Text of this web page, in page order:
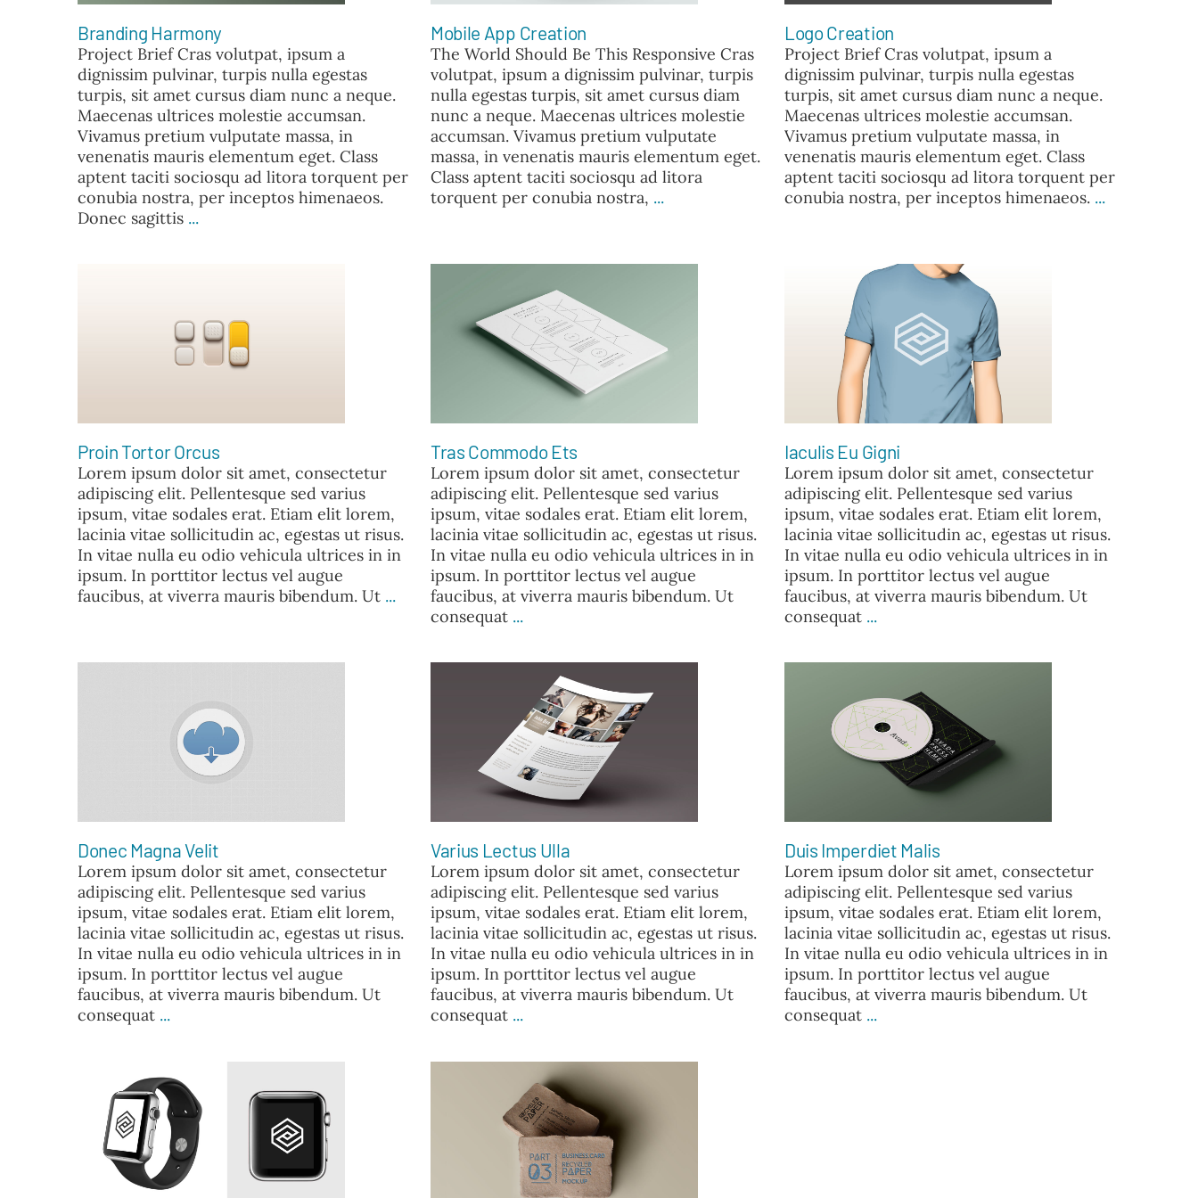
FAQ
TAKE ACTION
Branding Harmony
Project Brief Cras volutpat, ipsum a
dignissim pulvinar, turpis nulla egestas
turpis, sit amet cursus diam nunc a neque.
Maecenas ultrices molestie accumsan.
Vivamus pretium vulputate massa, in
venenatis mauris elementum eget. Class
aptent taciti sociosqu ad litora torquent per
conubia nostra, per inceptos himenaeos.
Donec sagittis ...
Mobile App Creation
The World Should Be This Responsive Cras
volutpat, ipsum a dignissim pulvinar, turpis
nulla egestas turpis, sit amet cursus diam
nunc a neque. Maecenas ultrices molestie
accumsan. Vivamus pretium vulputate
massa, in venenatis mauris elementum eget.
Class aptent taciti sociosqu ad litora
torquent per conubia nostra, ...
Logo Creation
Project Brief Cras volutpat, ipsum a
dignissim pulvinar, turpis nulla egestas
turpis, sit amet cursus diam nunc a neque.
Maecenas ultrices molestie accumsan.
Vivamus pretium vulputate massa, in
venenatis mauris elementum eget. Class
aptent taciti sociosqu ad litora torquent per
conubia nostra, per inceptos himenaeos. ...
Proin Tortor Orcus
Lorem ipsum dolor sit amet, consectetur
adipiscing elit. Pellentesque sed varius
ipsum, vitae sodales erat. Etiam elit lorem,
lacinia vitae sollicitudin ac, egestas ut risus.
In vitae nulla eu odio vehicula ultrices in in
ipsum. In porttitor lectus vel augue
faucibus, at viverra mauris bibendum. Ut ...
Tras Commodo Ets
Lorem ipsum dolor sit amet, consectetur
adipiscing elit. Pellentesque sed varius
ipsum, vitae sodales erat. Etiam elit lorem,
lacinia vitae sollicitudin ac, egestas ut risus.
In vitae nulla eu odio vehicula ultrices in in
ipsum. In porttitor lectus vel augue
faucibus, at viverra mauris bibendum. Ut
consequat ...
Iaculis Eu Gigni
Lorem ipsum dolor sit amet, consectetur
adipiscing elit. Pellentesque sed varius
ipsum, vitae sodales erat. Etiam elit lorem,
lacinia vitae sollicitudin ac, egestas ut risus.
In vitae nulla eu odio vehicula ultrices in in
ipsum. In porttitor lectus vel augue
faucibus, at viverra mauris bibendum. Ut
consequat ...
Donec Magna Velit
Lorem ipsum dolor sit amet, consectetur
adipiscing elit. Pellentesque sed varius
ipsum, vitae sodales erat. Etiam elit lorem,
lacinia vitae sollicitudin ac, egestas ut risus.
In vitae nulla eu odio vehicula ultrices in in
ipsum. In porttitor lectus vel augue
faucibus, at viverra mauris bibendum. Ut
consequat ...
Varius Lectus Ulla
Lorem ipsum dolor sit amet, consectetur
adipiscing elit. Pellentesque sed varius
ipsum, vitae sodales erat. Etiam elit lorem,
lacinia vitae sollicitudin ac, egestas ut risus.
In vitae nulla eu odio vehicula ultrices in in
ipsum. In porttitor lectus vel augue
faucibus, at viverra mauris bibendum. Ut
consequat ...
Duis Imperdiet Malis
Lorem ipsum dolor sit amet, consectetur
adipiscing elit. Pellentesque sed varius
ipsum, vitae sodales erat. Etiam elit lorem,
lacinia vitae sollicitudin ac, egestas ut risus.
In vitae nulla eu odio vehicula ultrices in in
ipsum. In porttitor lectus vel augue
faucibus, at viverra mauris bibendum. Ut
consequat ...